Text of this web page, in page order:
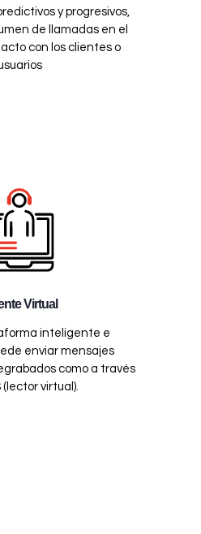
y progresivos,
de llamadas en el
con los clientes o
Virtual
inteligente e
enviar mensajes
como a través
virtual).